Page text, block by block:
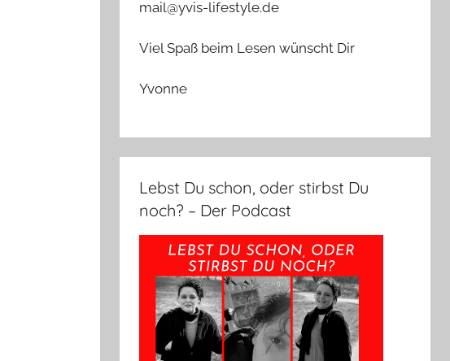
mail@yvis-lifestyle.de
Viel Spaß beim Lesen wünscht Dir
Yvonne
Lebst Du schon, oder stirbst Du
noch? – Der Podcast